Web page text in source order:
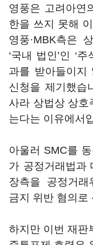
영풍은 고려아연
한을 쓰지 못해
영풍·MBK측은
‘국내 법인’인 ‘
과를 받아들이지
신청을 제기했습
사라 상법상 상
는다는 이유에서
아울러 SMC를
가 공정거래법과
장측을 공정거래
금지 위반 혐의로
하지만 이번 재판